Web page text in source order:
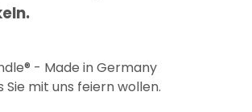
- Made in Germany
Sie mit uns feiern wollen.